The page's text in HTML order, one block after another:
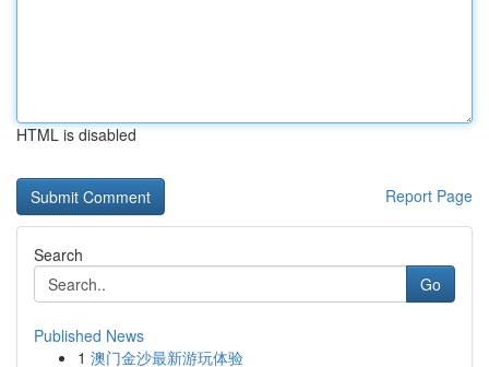
HTML is disabled
Report Page
Search
Go
Published News
1 澳门金沙最新游玩体验